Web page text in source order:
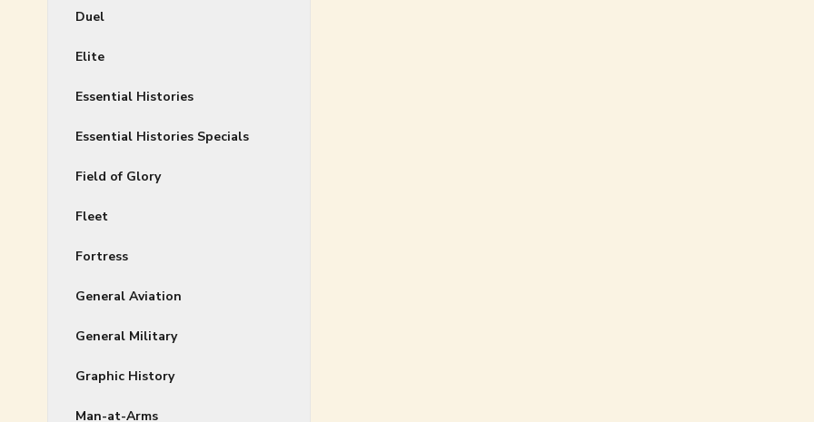
Duel
Elite
Essential Histories
Essential Histories Specials
Field of Glory
Fleet
Fortress
General Aviation
General Military
Graphic History
Man-at-Arms